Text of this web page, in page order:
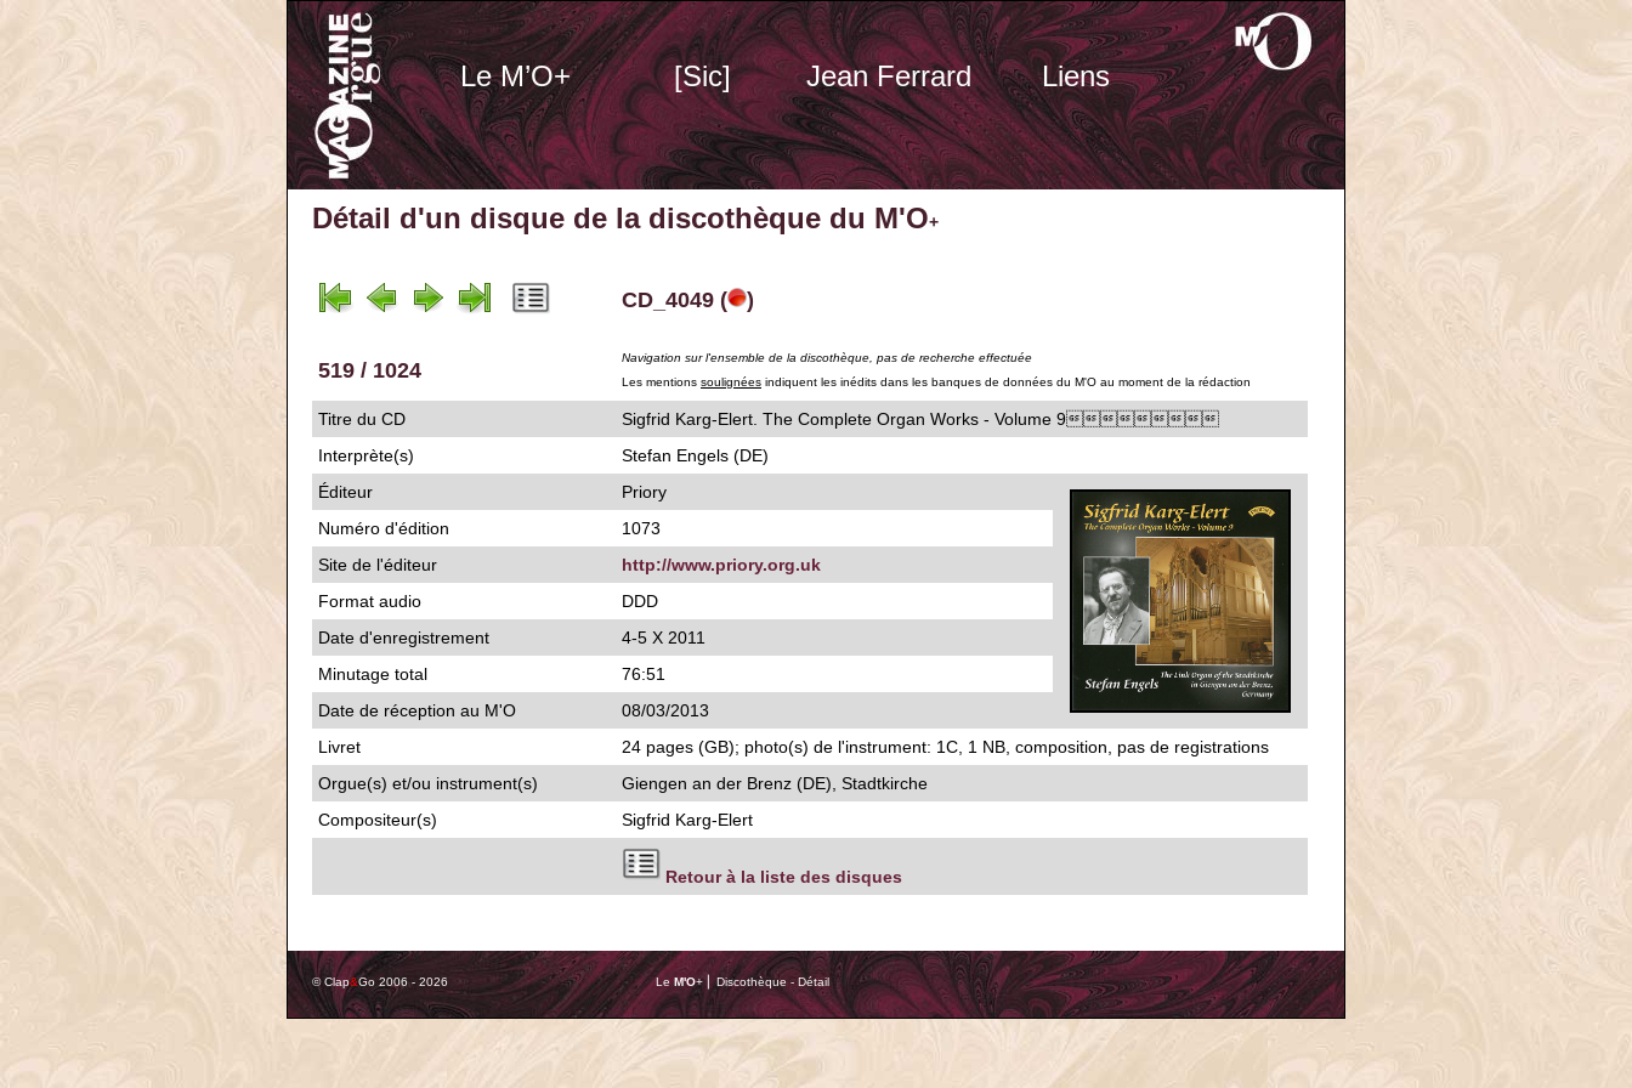
Le M’O+ [Sic] Jean Ferrard Liens
Détail d'un disque de la discothèque du M'O+
CD_4049 ( )
519 / 1024
Navigation sur l'ensemble de la discothèque, pas de recherche effectuée
Les mentions soulignées indiquent les inédits dans les banques de données du M'O au moment de la rédaction
Titre du CD
Sigfrid Karg-Elert. The Complete Organ Works - Volume 9
Interprète(s)
Stefan Engels (DE)
Éditeur
Priory
Numéro d'édition
1073
Site de l'éditeur
http://www.priory.org.uk
Format audio
DDD
Date d'enregistrement
4-5 X 2011
Minutage total
76:51
Date de réception au M'O
08/03/2013
Livret
24 pages (GB); photo(s) de l'instrument: 1C, 1 NB, composition, pas de registrations
Orgue(s) et/ou instrument(s)
Giengen an der Brenz (DE), Stadtkirche
Compositeur(s)
Sigfrid Karg-Elert
Retour à la liste des disques
© Clap&Go 2006 - 2026 Le M'O+ ⎢ Discothèque - Détail